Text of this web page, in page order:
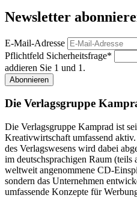
Newsletter
E-Mail-Adresse
Pflichtfeld Sicherheitsfrage*
addieren Sie 1 und 1.
Abonnieren
Die Verlagsgruppe
Die Verlagsgruppe Kamprad ist
Kreativwirtschaft umfassend
des Verlagswesens wird dabei
im deutschsprachigen Raum (teils
weltweit angenommene CD-
sondern das Unternehmen
umfassende Konzepte für